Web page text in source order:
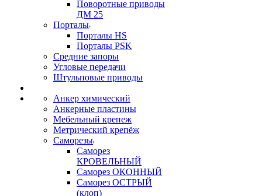
Поворотные приводы
ДМ 25
Порталы
Порталы HS
Порталы PSK
Средние запоры
Угловые передачи
Штульповые приводы
Анкер химический
Анкерные пластины
Мебельный крепеж
Метрический крепёж
Саморезы
Саморез
КРОВЕЛЬНЫЙ
Саморез ОКОННЫЙ
Саморез ОСТРЫЙ
(клоп)